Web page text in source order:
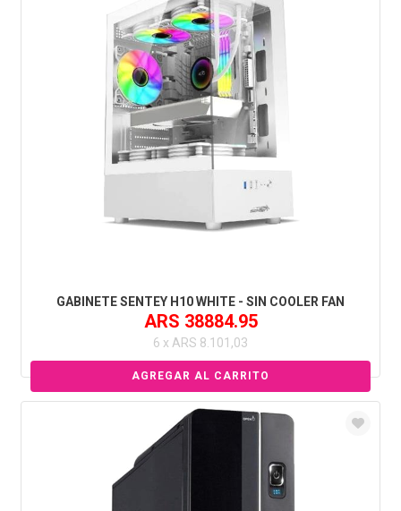
GABINETE SENTEY H10 WHITE - SIN COOLER FAN
ARS 38884.95
6 x ARS 8.101,03